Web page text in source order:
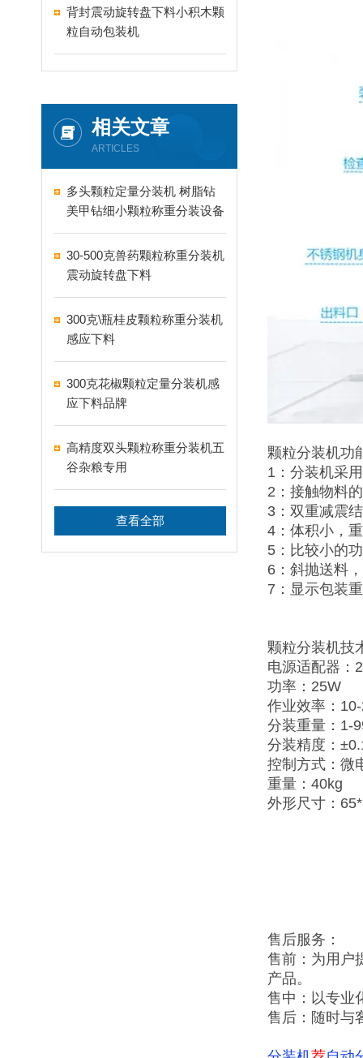
背封震动旋转盘下料小积木颗
粒自动包装机
相关文章
ARTICLES
多头颗粒定量分装机 树脂钻
美甲钻细小颗粒称重分装设备
支持24-60头定制
30-500克兽药颗粒称重分装机
震动旋转盘下料
300克\瓶桂皮颗粒称重分装机
感应下料
300克花椒颗粒定量分装机感
应下料品牌
高精度双头颗粒称重分装机五
谷杂粮专用
查看全部
颗粒分装机功
1：分装机采
2：接触物料
3：双重减震
4：体积小，
5：比较小的
6：斜抛送料
7：显示包装
颗粒分装机技
电源适配器：
功率：25W
作业效率：
分装重量：1-
分装精度：
控制方式：微
重量：40kg
外形尺寸：
售后服务：
售前：为用户
产品。
售中：以专业
售后：随时与